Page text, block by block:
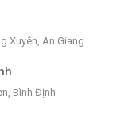
Xuyên, An Giang
Bình Định